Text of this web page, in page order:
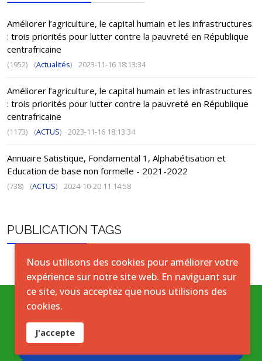
Améliorer l’agriculture, le capital humain et les infrastructures
: trois priorités pour lutter contre la pauvreté en République
centrafricaine
(1952) (Actualités) 2023-11-16 18:13:34
Améliorer l’agriculture, le capital humain et les infrastructures
: trois priorités pour lutter contre la pauvreté en République
centrafricaine
(1173) (ACTUS) 2023-11-16 18:13:34
Annuaire Satistique, Fondamental 1, Alphabétisation et
Education de base non formelle - 2021-2022
(738) (ACTUS) 2024-10-20 11:14:58
PUBLICATION TAGS
Accord de licence ouverte
Nous utilisons des cookies pour améliorer votre
expérience sur notre site web. En naviguant sur
ce site, vous acceptez que nous utilisions des
cookies.
J'accepte